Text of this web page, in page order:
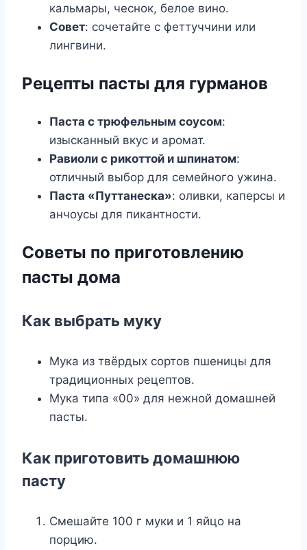
кальмары, чеснок, белое вино.
Совет: сочетайте с феттуччини или
лингвини.
Рецепты пасты для гурманов
Паста с трюфельным соусом:
изысканный вкус и аромат.
Равиоли с рикоттой и шпинатом:
отличный выбор для семейного ужина.
Паста «Путтанеска»: оливки, каперсы и
анчоусы для пикантности.
Советы по приготовлению
пасты дома
Как выбрать муку
Мука из твёрдых сортов пшеницы для
традиционных рецептов.
Мука типа «00» для нежной домашней
пасты.
Как приготовить домашнюю
пасту
Смешайте 100 г муки и 1 яйцо на
порцию.